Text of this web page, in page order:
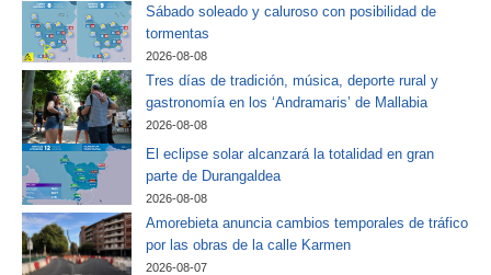
Sábado soleado y caluroso con posibilidad de
tormentas
2026-08-08
Tres días de tradición, música, deporte rural y
gastronomía en los ‘Andramaris’ de Mallabia
2026-08-08
El eclipse solar alcanzará la totalidad en gran
parte de Durangaldea
2026-08-08
Amorebieta anuncia cambios temporales de tráfico
por las obras de la calle Karmen
2026-08-07